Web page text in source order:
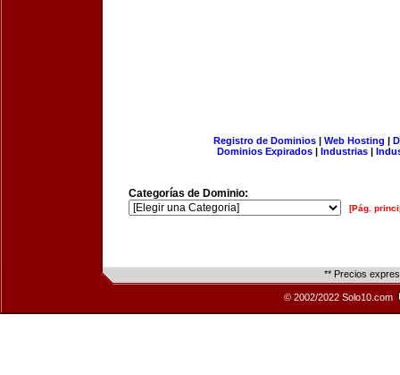
Registro de Dominios| Web Hosting |
Dominios Expirados | Industrias |
Categorías de Dominio:
[Pág.
** Precios
© 2002/2022 Solo10.com